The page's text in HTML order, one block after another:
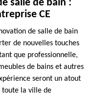
salle de bain :
CE
de salle de bain
de nouvelles touches
que professionnelle,
de bains et autres
seront un atout
toute la ville de